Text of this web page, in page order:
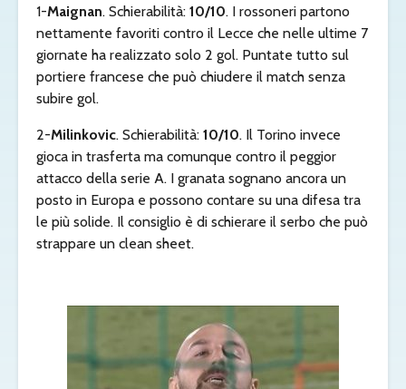
1-Maignan. Schierabilità: 10/10. I rossoneri partono
nettamente favoriti contro il Lecce che nelle ultime 7
giornate ha realizzato solo 2 gol. Puntate tutto sul
portiere francese che può chiudere il match senza
subire gol.
2-Milinkovic. Schierabilità: 10/10. Il Torino invece
gioca in trasferta ma comunque contro il peggior
attacco della serie A. I granata sognano ancora un
posto in Europa e possono contare su una difesa tra
le più solide. Il consiglio è di schierare il serbo che può
strappare un clean sheet.